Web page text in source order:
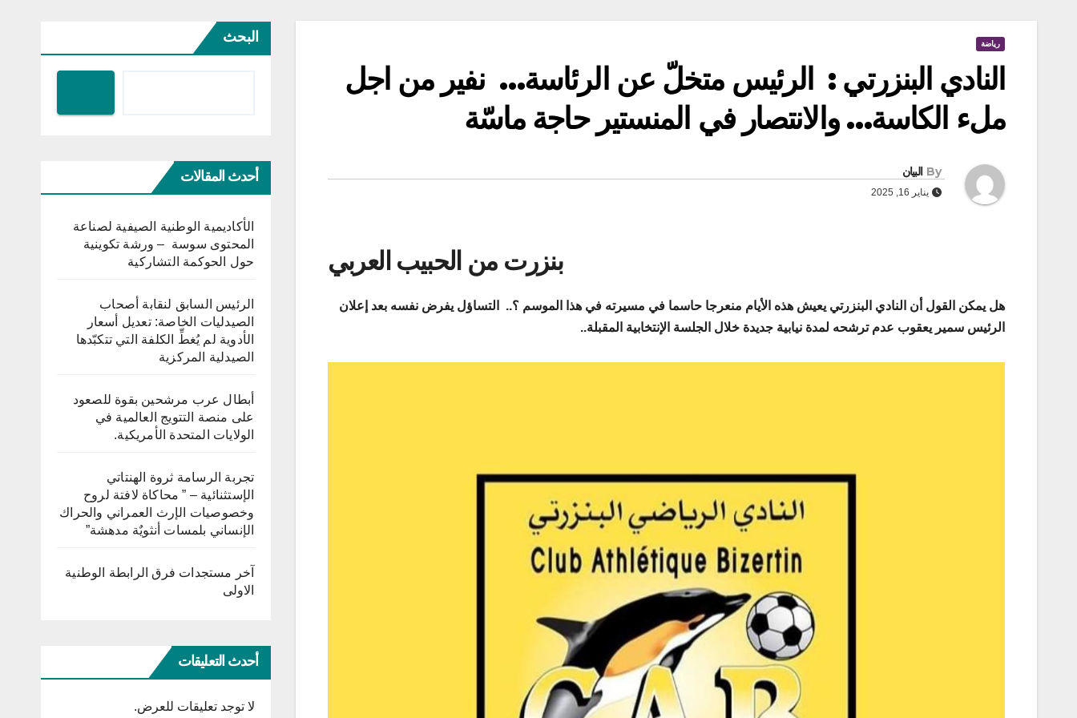
رياضة
النادي البنزرتي : الرئيس متخلّ عن الرئاسة… نفير من اجل
ملء الكاسة… والانتصار في المنستير حاجة ماسّة
By البيان
يناير 16, 2025
بنزرت من الحبيب العربي
هل يمكن القول أن النادي البنزرتي يعيش هذه الأيام منعرجا حاسما في مسيرته في هذا الموسم ؟..
التساؤل يفرض نفسه بعد إعلان
الرئيس سمير يعقوب عدم ترشحه لمدة نيابية جديدة خلال الجلسة الإنتخابية المقبلة..
البحث
أحدث المقالات
الأكاديمية الوطنية الصيفية لصناعة
المحتوى سوسة – ورشة تكوينية
حول الحوكمة التشاركية
الرئيس السابق لنقابة أصحاب
الصيدليات الخاصة: تعديل أسعار
الأدوية لم يُغطِّ الكلفة التي تتكبّدها
الصيدلية المركزية
أبطال عرب مرشحين بقوة للصعود
على منصة التتويج العالمية في
الولايات المتحدة الأمريكية.
تجربة الرسامة ثروة الهنتاتي
الإستثنائية – ” محاكاة لافتة لروح
وخصوصيات الإرث العمراني والحراك
الإنساني بلمسات أنثويٌة مدهشة”
آخر مستجدات فرق الرابطة الوطنية
الاولى
أحدث التعليقات
لا توجد تعليقات للعرض.